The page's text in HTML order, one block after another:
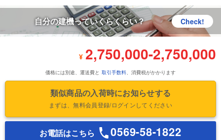
自分の建機っていくらくらい？ Check!
¥ 2,750,000-2,750,000
価格には別途、運送費と 取引手数料、消費税がかかります
類似商品の入荷時にお知らせする
まずは、無料会員登録/ログインしてください
お電話はこちら 0569-58-1822